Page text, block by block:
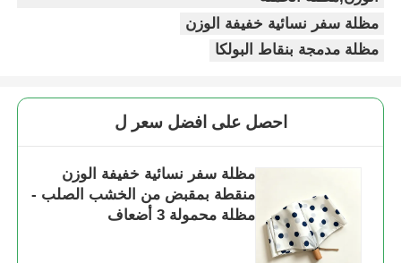
مظلة سفر نسائية خفيفة الوزن
مظلة مدمجة بنقاط البولكا
احصل على افضل سعر ل
مظلة سفر نسائية خفيفة الوزن
منقطة بمقبض من الخشب الصلب -
مظلة محمولة 3 أضعاف